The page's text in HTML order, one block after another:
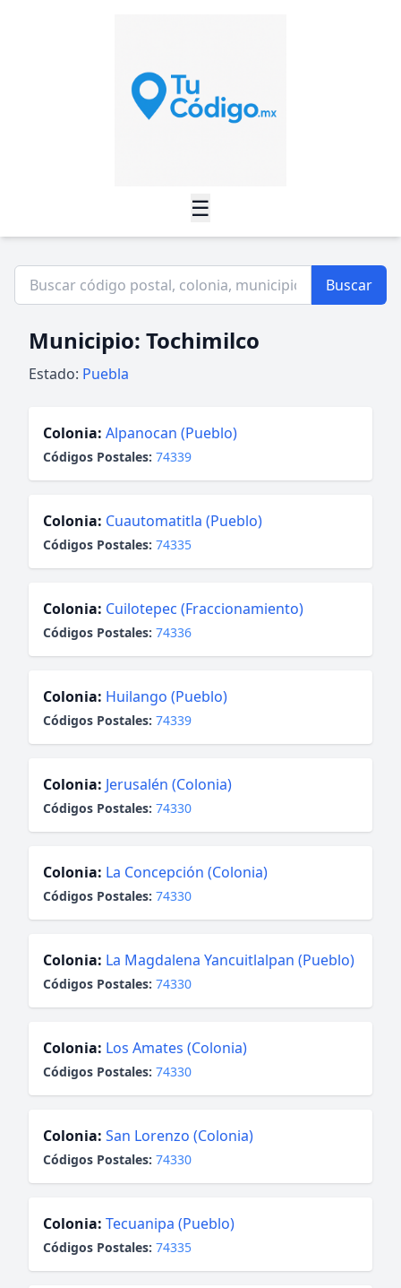
☰
Buscar
Municipio: Tochimilco
Estado: Puebla
Colonia: Alpanocan (Pueblo)
Códigos Postales: 74339
Colonia: Cuautomatitla (Pueblo)
Códigos Postales: 74335
Colonia: Cuilotepec (Fraccionamiento)
Códigos Postales: 74336
Colonia: Huilango (Pueblo)
Códigos Postales: 74339
Colonia: Jerusalén (Colonia)
Códigos Postales: 74330
Colonia: La Concepción (Colonia)
Códigos Postales: 74330
Colonia: La Magdalena Yancuitlalpan (Pueblo)
Códigos Postales: 74330
Colonia: Los Amates (Colonia)
Códigos Postales: 74330
Colonia: San Lorenzo (Colonia)
Códigos Postales: 74330
Colonia: Tecuanipa (Pueblo)
Códigos Postales: 74335